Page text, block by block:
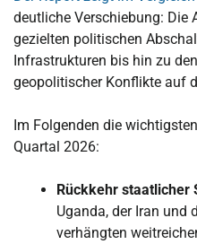
deutliche Verschiebung: Die
gezielten politischen
Infrastrukturen bis hin zu
geopolitischer Konflikte auf
Im Folgenden die
Quartal 2026:
Rückkehr staatlicher
Uganda, der Iran und
verhängten